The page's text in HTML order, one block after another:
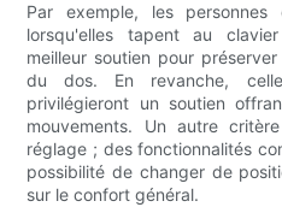
Par exemple, les
lorsqu'elles tapent au
meilleur soutien pour
du dos. En revanche,
privilégieront un soutien
mouvements. Un autre
réglage ; des fonctionnalités
possibilité de changer de
sur le confort général.